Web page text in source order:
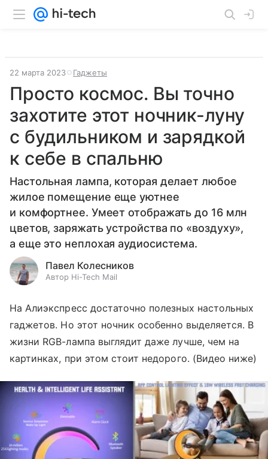
22 марта 2023 Гаджеты
Просто космос. Вы точно
захотите этот ночник-луну
с будильником и зарядкой
к себе в спальню
Настольная лампа, которая делает любое
жилое помещение еще уютнее
и комфортнее. Умеет отображать до 16 млн
цветов, заряжать устройства по «воздуху»,
а еще это неплохая аудиосистема.
Павел Колесников
Автор Hi-Tech Mail
На Алиэкспресс достаточно полезных настольных
гаджетов. Но этот ночник особенно выделяется. В
жизни RGB-лампа выглядит даже лучше, чем на
картинках, при этом стоит недорого. (Видео ниже)